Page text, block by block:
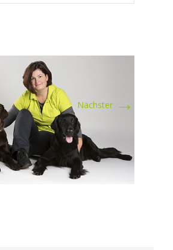
Nächster →